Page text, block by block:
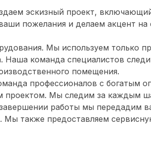
эскизный проект,
пожелания и делаем акцент
Мы используем только
команда специалистов
помещения.
профессионалов с богатым
Мы следим за каждым
работы мы передадим
также предоставляем